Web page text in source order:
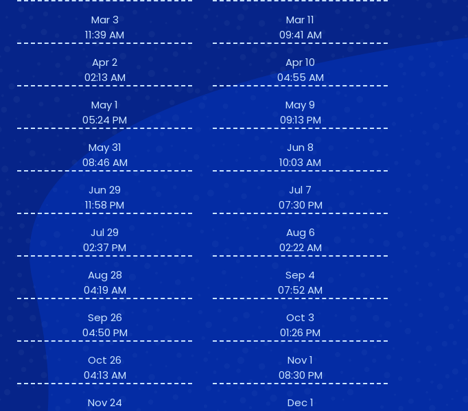
Mar 3
11:39 AM
Apr 2
02:13 AM
May 1
05:24 PM
May 31
08:46 AM
Jun 29
11:58 PM
Jul 29
02:37 PM
Aug 28
04:19 AM
Sep 26
04:50 PM
Oct 26
04:13 AM
Nov 24
Mar 11
09:41 AM
Apr 10
04:55 AM
May 9
09:13 PM
Jun 8
10:03 AM
Jul 7
07:30 PM
Aug 6
02:22 AM
Sep 4
07:52 AM
Oct 3
01:26 PM
Nov 1
08:30 PM
Dec 1